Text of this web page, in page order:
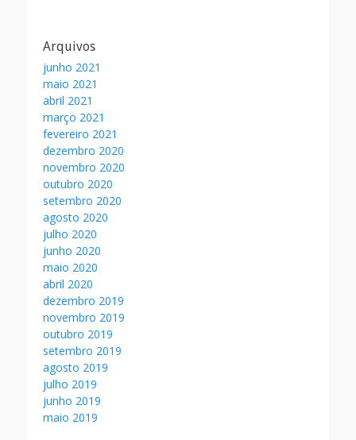
Arquivos
junho 2021
maio 2021
abril 2021
março 2021
fevereiro 2021
dezembro 2020
novembro 2020
outubro 2020
setembro 2020
agosto 2020
julho 2020
junho 2020
maio 2020
abril 2020
dezembro 2019
novembro 2019
outubro 2019
setembro 2019
agosto 2019
julho 2019
junho 2019
maio 2019